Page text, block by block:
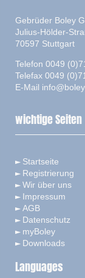
Gebrüder Boley
Julius-Hölder-
70597 Stuttgart
Telefon 0049
Telefax 0049
E-Mail
wichtige Seiten
Startseite
Registrierung
Wir über uns
Impressum
AGB
Datenschutz
myBoley
Downloads
Languages